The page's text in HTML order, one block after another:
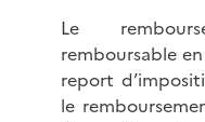
Le
remboursable
report
le